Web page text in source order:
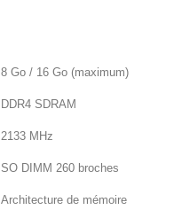
8 Go / 16 Go (maximum)
DDR4 SDRAM
2133 MHz
SO DIMM 260 broches
Architecture de mémoire